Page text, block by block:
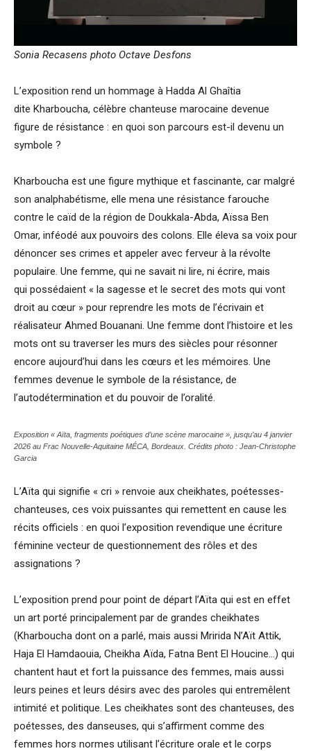
Sonia Recasens photo Octave Desfons
L’exposition rend un hommage à Hadda Al Ghaîtia
dite Kharboucha, célèbre chanteuse marocaine devenue
figure de résistance : en quoi son parcours est-il devenu un
symbole ?
Kharboucha est une figure mythique et fascinante, car malgré
son analphabétisme, elle mena une résistance farouche
contre le caïd de la région de Doukkala-Abda, Aïssa Ben
Omar, inféodé aux pouvoirs des colons. Elle éleva sa voix pour
dénoncer ses crimes et appeler avec ferveur à la révolte
populaire. Une femme, qui ne savait ni lire, ni écrire, mais
qui possédaient « la sagesse et le secret des mots qui vont
droit au cœur » pour reprendre les mots de l’écrivain et
réalisateur Ahmed Bouanani. Une femme dont l’histoire et les
mots ont su traverser les murs des siècles pour résonner
encore aujourd’hui dans les cœurs et les mémoires. Une
femmes devenue le symbole de la résistance, de
l’autodétermination et du pouvoir de l’oralité.
Exposition « Aïta, fragments poétiques d’une scène marocaine », jusqu’au 4 janvier
2026 au Frac Nouvelle-Aquitaine MÉCA, Bordeaux. Crédits photo : Jean-Christophe
Garcia
L’Aïta qui signifie « cri » renvoie aux cheikhates, poétesses-
chanteuses, ces voix puissantes qui remettent en cause les
récits officiels : en quoi l’exposition revendique une écriture
féminine vecteur de questionnement des rôles et des
assignations ?
L’exposition prend pour point de départ l’Aïta qui est en effet
un art porté principalement par de grandes cheikhates
(Kharboucha dont on a parlé, mais aussi Mririda N’Aït Attik,
Haja El Hamdaouia, Cheikha Aïda, Fatna Bent El Houcine…) qui
chantent haut et fort la puissance des femmes, mais aussi
leurs peines et leurs désirs avec des paroles qui entremêlent
intimité et politique. Les cheikhates sont des chanteuses, des
poétesses, des danseuses, qui s’affirment comme des
femmes hors normes utilisant l’écriture orale et le corps